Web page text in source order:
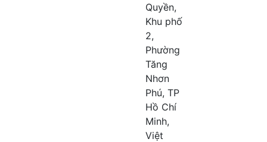
Quyền,
Khu phố
2,
Phường
Tăng
Nhơn
Phú, TP
Hồ Chí
Minh,
Việt